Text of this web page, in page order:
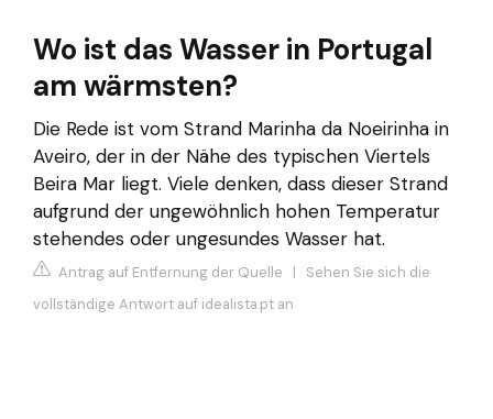
Wo ist das Wasser in Portugal
am wärmsten?
Die Rede ist vom Strand Marinha da Noeirinha in
Aveiro, der in der Nähe des typischen Viertels
Beira Mar liegt. Viele denken, dass dieser Strand
aufgrund der ungewöhnlich hohen Temperatur
stehendes oder ungesundes Wasser hat.
Antrag auf Entfernung der Quelle | Sehen Sie sich die
vollständige Antwort auf idealista.pt an